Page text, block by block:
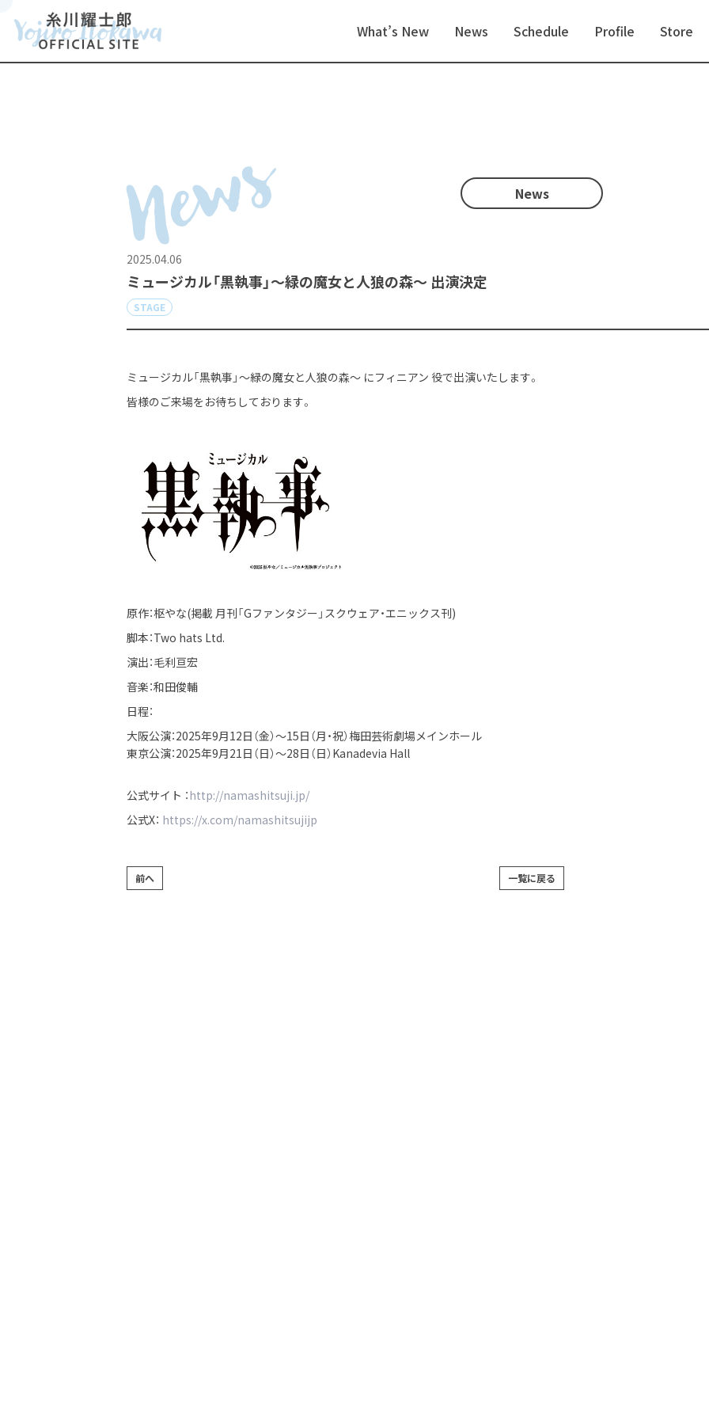
What’s New News Schedule Profile Store
News News
2025.04.06
ミュージカル「黒執事」～緑の魔女と人狼の森～ 出演決定
STAGE
ミュージカル「黒執事」～緑の魔女と人狼の森～ にフィニアン 役で出演いたします。
皆様のご来場をお待ちしております。
原作：枢やな(掲載 月刊「Gファンタジー」スクウェア・エニックス刊)
脚本：Two hats Ltd.
演出：毛利亘宏
音楽：和田俊輔
日程：
大阪公演：2025年9月12日（金）～15日（月・祝）梅田芸術劇場メインホール
東京公演：2025年9月21日（日）～28日（日）Kanadevia Hall
公式サイト ：http://namashitsuji.jp/
公式X： https://x.com/namashitsujijp
前へ 一覧に戻る